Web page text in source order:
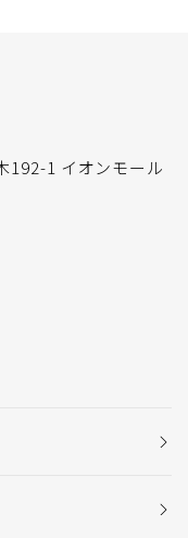
192-1 イオンモール